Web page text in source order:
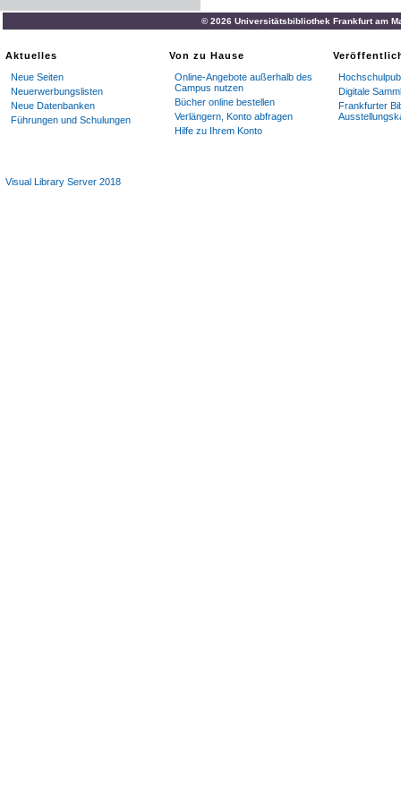
© 2026 Universitätsbibliothek Frankfurt am
Aktuelles
Neue Seiten
Neuerwerbungslisten
Neue Datenbanken
Führungen und Schulungen
Von zu Hause
Online-Angebote außerhalb des
Campus nutzen
Bücher online bestellen
Verlängern, Konto abfragen
Hilfe zu Ihrem Konto
Digitale
Frankfurter
Visual Library Server 2018